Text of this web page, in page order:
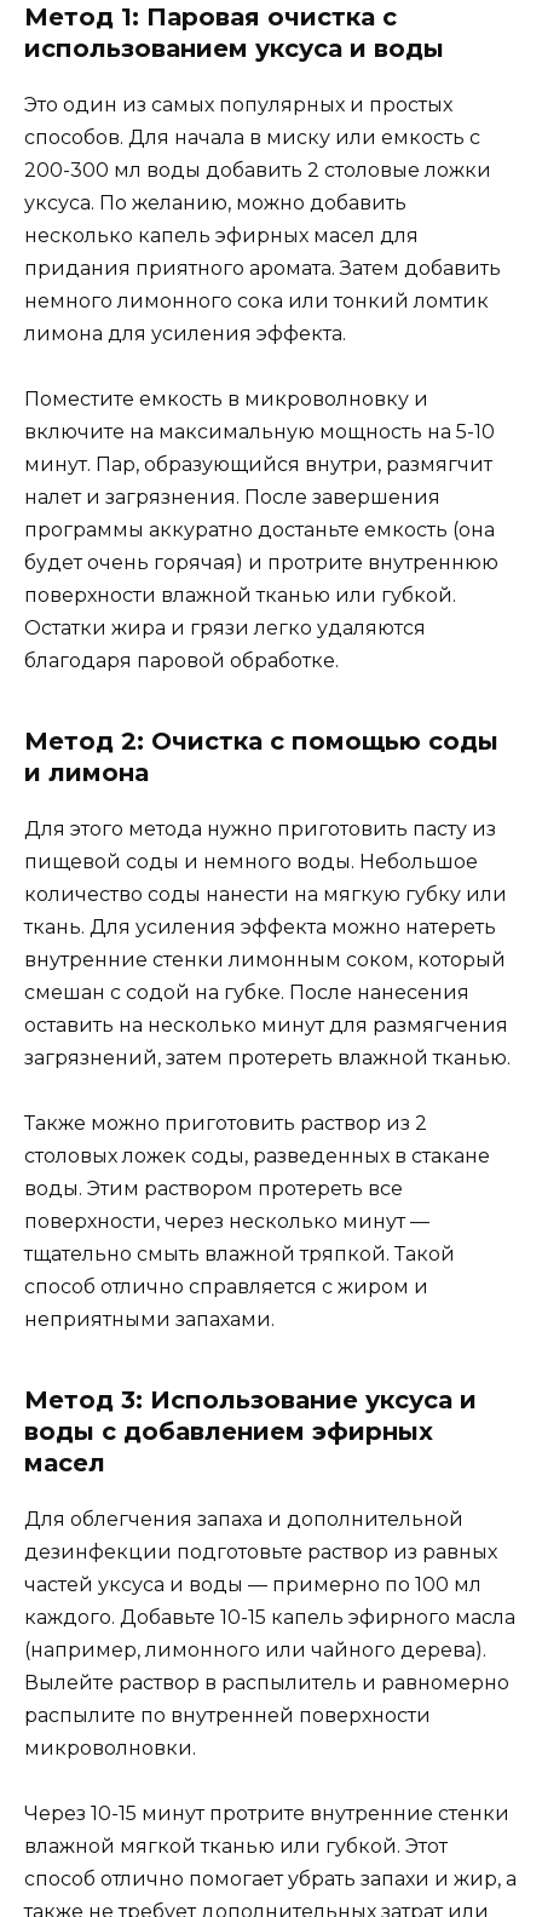
Метод 1: Паровая очистка с
использованием уксуса и воды
Это один из самых популярных и простых
способов. Для начала в миску или емкость с
200-300 мл воды добавить 2 столовые ложки
уксуса. По желанию, можно добавить
несколько капель эфирных масел для
придания приятного аромата. Затем добавить
немного лимонного сока или тонкий ломтик
лимона для усиления эффекта.
Поместите емкость в микроволновку и
включите на максимальную мощность на 5-10
минут. Пар, образующийся внутри, размягчит
налет и загрязнения. После завершения
программы аккуратно достаньте емкость (она
будет очень горячая) и протрите внутреннюю
поверхности влажной тканью или губкой.
Остатки жира и грязи легко удаляются
благодаря паровой обработке.
Метод 2: Очистка с помощью соды
и лимона
Для этого метода нужно приготовить пасту из
пищевой соды и немного воды. Небольшое
количество соды нанести на мягкую губку или
ткань. Для усиления эффекта можно натереть
внутренние стенки лимонным соком, который
смешан с содой на губке. После нанесения
оставить на несколько минут для размягчения
загрязнений, затем протереть влажной тканью.
Также можно приготовить раствор из 2
столовых ложек соды, разведенных в стакане
воды. Этим раствором протереть все
поверхности, через несколько минут —
тщательно смыть влажной тряпкой. Такой
способ отлично справляется с жиром и
неприятными запахами.
Метод 3: Использование уксуса и
воды с добавлением эфирных
масел
Для облегчения запаха и дополнительной
дезинфекции подготовьте раствор из равных
частей уксуса и воды — примерно по 100 мл
каждого. Добавьте 10-15 капель эфирного масла
(например, лимонного или чайного дерева).
Вылейте раствор в распылитель и равномерно
распылите по внутренней поверхности
микроволновки.
Через 10-15 минут протрите внутренние стенки
влажной мягкой тканью или губкой. Этот
способ отлично помогает убрать запахи и жир, а
также не требует дополнительных затрат или